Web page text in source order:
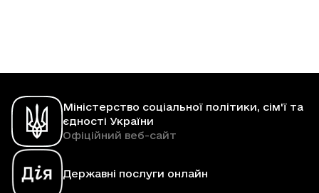
Міністерство соціальної політики, сім'ї та
єдності України
Офіційний веб-сайт
Державні послуги онлайн